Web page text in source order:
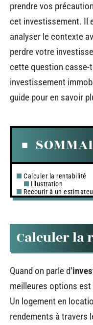
prendre vos
cet investissement. Il
analyser le contexte
perdre votre
cette question casse-
investissement
guide pour en savoir
Calculer la rentabilité
Illustration
Recourir à un
Calculer la
Quand on parle d’
meilleures options est
Un logement en
rendements à travers